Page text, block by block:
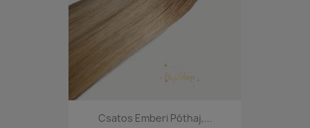
Csatos Emberi Póthaj,...